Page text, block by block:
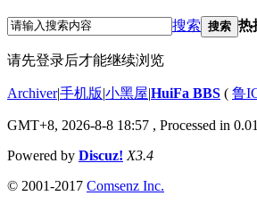
搜索 搜索 热
请先登录后才能继续浏览
Archiver|手机版|小黑屋|HuiFa BBS ( 鲁
GMT+8, 2026-8-8 18:57 , Processed in
Powered by Discuz! X3.4
© 2001-2017 Comsenz Inc.